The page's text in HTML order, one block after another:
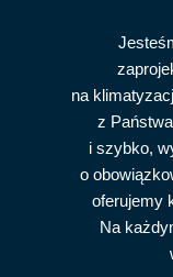
na
z
i szybko,
o
oferujemy
Na